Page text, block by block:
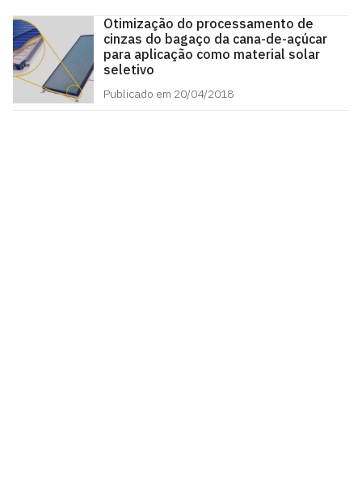
Otimização do processamento de
cinzas do bagaço da cana-de-açúcar
para aplicação como material solar
seletivo
Publicado em 20/04/2018